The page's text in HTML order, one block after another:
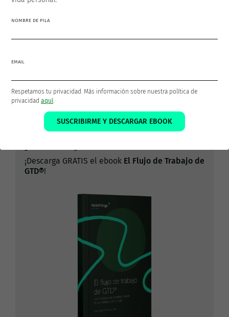
productividad personal y la filosofía GTD como medios para
Los 5 pasos que pondrán tu vida
¡Descarga GRATIS el ebook El Flujo de Trabajo de
GTD®!
NOMBRE DE PILA
EMAIL
Respetamos tu privacidad. Más información sobre nuestra política de
privacidad aquí.
SUSCRIBIRME Y DESCARGAR EBOOK